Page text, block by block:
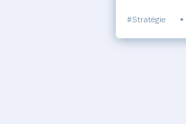
#Stratégie •